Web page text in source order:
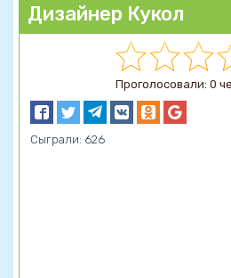
Дизайнер Кукол
Проголосовали: 0
Сыграли: 626